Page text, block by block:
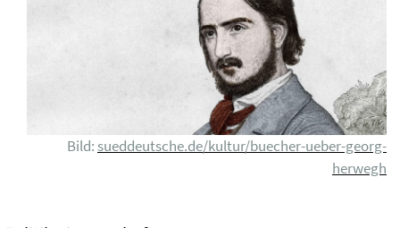
Bild:sueddeutsche.de/kultur/buecher-ueber-georg-
herwegh